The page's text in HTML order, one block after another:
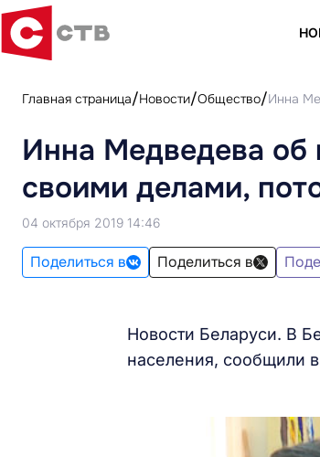
Главная страница Новости Общество Инна
Инна Медведева об
своими делами,
04 октября 2019 14:46
Поделиться в Поделиться в
Новости Беларуси. В
населения, сообщили